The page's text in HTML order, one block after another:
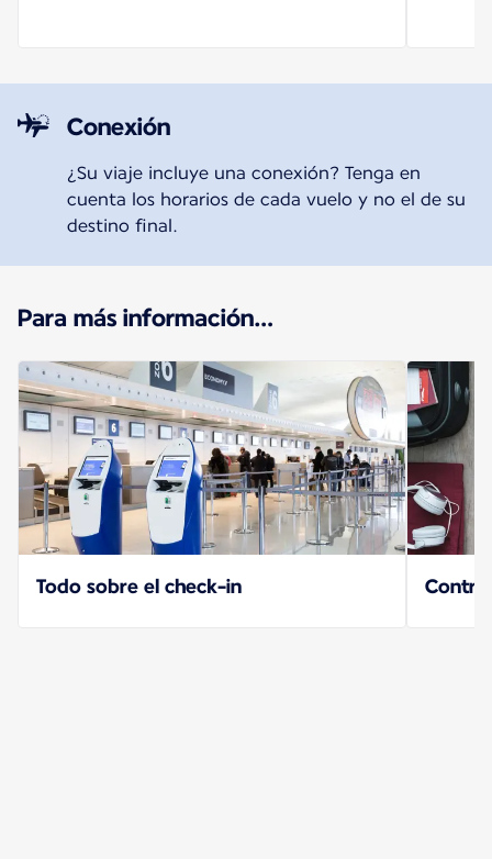
Conexión
¿Su viaje incluye una conexión? Tenga en
cuenta los horarios de cada vuelo y no el de su
destino final.
Para más información…
Todo sobre el check-in